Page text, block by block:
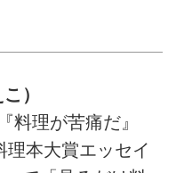
）
料理が苦痛だ』
理本大賞エッセイ